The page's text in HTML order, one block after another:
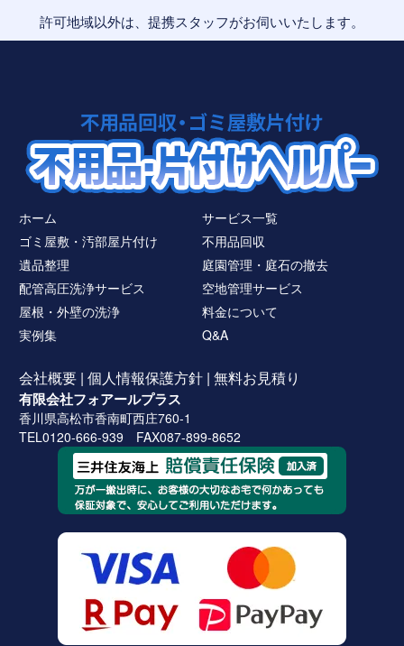
許可地域以外は、提携スタッフがお伺いいたします。
ホーム
サービス一覧
ゴミ屋敷・汚部屋片付け
不用品回収
遺品整理
庭園管理・庭石の撤去
配管高圧洗浄サービス
空地管理サービス
屋根・外壁の洗浄
料金について
実例集
Q&A
会社概要| 個人情報保護方針| 無料お見積り
有限会社フォアールプラス
香川県高松市香南町西庄760-1
TEL0120-666-939 FAX087-899-8652